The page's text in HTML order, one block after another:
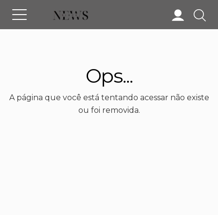
Ops...
A página que você está tentando acessar não existe
ou foi removida.